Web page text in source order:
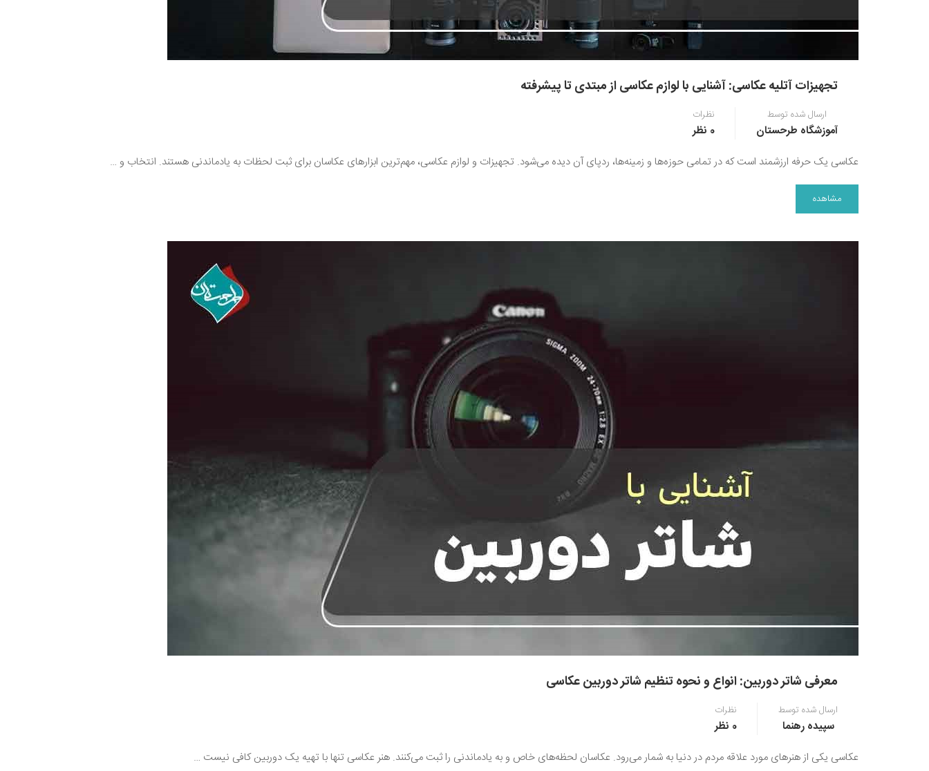
تجهیزات آتلیه عکاسی: آشنایی با لوازم عکاسی از مبتدی تا پیشرفته
ارسال شده توسط
آموزشگاه طرحستان
نظرات
0 نظر
عکاسی یک حرفه ارزشمند است که در تمامی حوزه‌ها و زمینه‌ها، ردپای آن دیده می‌شود. تجهیزات و لوازم عکاسی، مهم‌ترین ابزارهای عکاسان برای ثبت لحظات به یادماندنی هستند. انتخاب و …
مشاهده
معرفی شاتر دوربین: انواع و نحوه تنظیم شاتر دوربین عکاسی
ارسال شده توسط
سپیده رهنما
نظرات
0 نظر
عکاسی یکی از هنرهای مورد علاقه مردم در دنیا به شمار می‌رود. عکاسان لحظه‌های خاص و به یادماندنی را ثبت می‌کنند‌. هنر عکاسی تنها با تهیه یک دوربین کافی نیست …